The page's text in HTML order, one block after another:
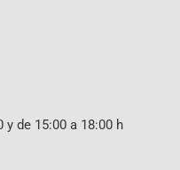
y de 15:00 a 18:00 h